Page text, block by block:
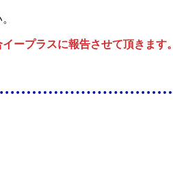
ープラスに報告させて頂きます。